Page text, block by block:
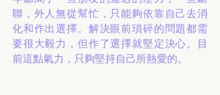
聯，外人無從幫忙，只能夠依靠自己去消
化和作出選擇。解決眼前瑣碎的問題都需
要很大毅力，但作了選擇就堅定決心。目
前這點氣力，只夠堅持自己所熱愛的。